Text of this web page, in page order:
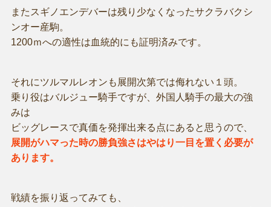
またスギノエンデバーは残り少なくなったサクラバクシ
ンオー産駒。
1200ｍへの適性は血統的にも証明済みです。
それにツルマルレオンも展開次第では侮れない１頭。
乗り役はバルジュー騎手ですが、外国人騎手の最大の強
みは
ビッグレースで真価を発揮出来る点にあると思うので、
展開がハマった時の勝負強さはやはり一目を置く必要が
あります。
戦績を振り返ってみても、